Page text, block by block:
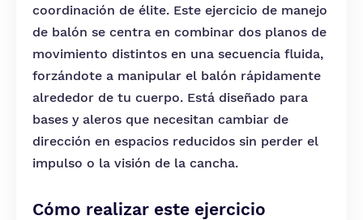
coordinación de élite. Este ejercicio de manejo
de balón se centra en combinar dos planos de
movimiento distintos en una secuencia fluida,
forzándote a manipular el balón rápidamente
alrededor de tu cuerpo. Está diseñado para
bases y aleros que necesitan cambiar de
dirección en espacios reducidos sin perder el
impulso o la visión de la cancha.
Cómo realizar este ejercicio